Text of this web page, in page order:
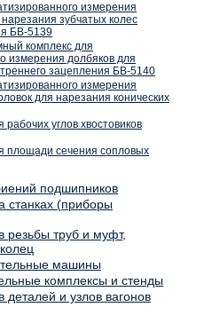
измерения
зубчатых колес
БВ-5139
комплекс для
измерения долбяков для
зацепления БВ-5140
измерения
для нарезания конических
углов хвостовиков
площади сечения сопловых
подшипников
станках (приборы
резьбы труб и муфт,
машины
комплексы и стенды
деталей и узлов вагонов